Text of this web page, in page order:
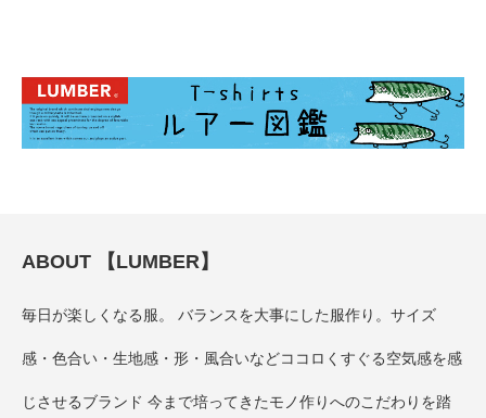
ABOUT 【LUMBER】
毎日が楽しくなる服。 バランスを大事にした服作り。サイズ
感・色合い・生地感・形・風合いなどココロくすぐる空気感を感
じさせるブランド 今まで培ってきたモノ作りへのこだわりを踏